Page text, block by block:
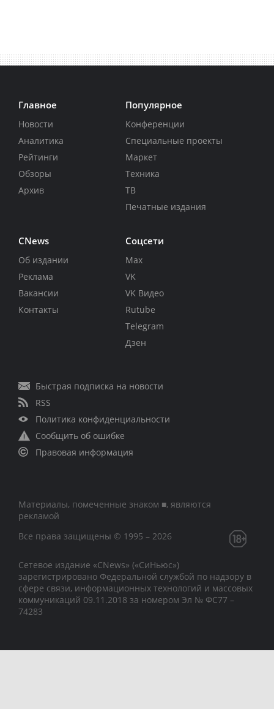
Главное
Новости
Аналитика
Рейтинги
Обзоры
Архив
Популярное
Конференции
Специальные проекты
Маркет
Техника
ТВ
Печатные издания
CNews
Об издании
Реклама
Вакансии
Контакты
Соцсети
Max
VK
VK Видео
Rutube
Telegram
Дзен
Быстрая подписка на новости
RSS
Политика конфиденциальности
Сообщить об ошибке
Правовая информация
Материалы, помеченные знаком ■, являются
рекламой
Все права защищены © 1995 – 2026
Сетевое издание «CNews» («СиНьюс»)
зарегистрировано Федеральной службой по надзору в
сфере связи, информационных технологий и массовых
коммуникаций 09.11.2018 за номером Эл № ФС77 –
74283